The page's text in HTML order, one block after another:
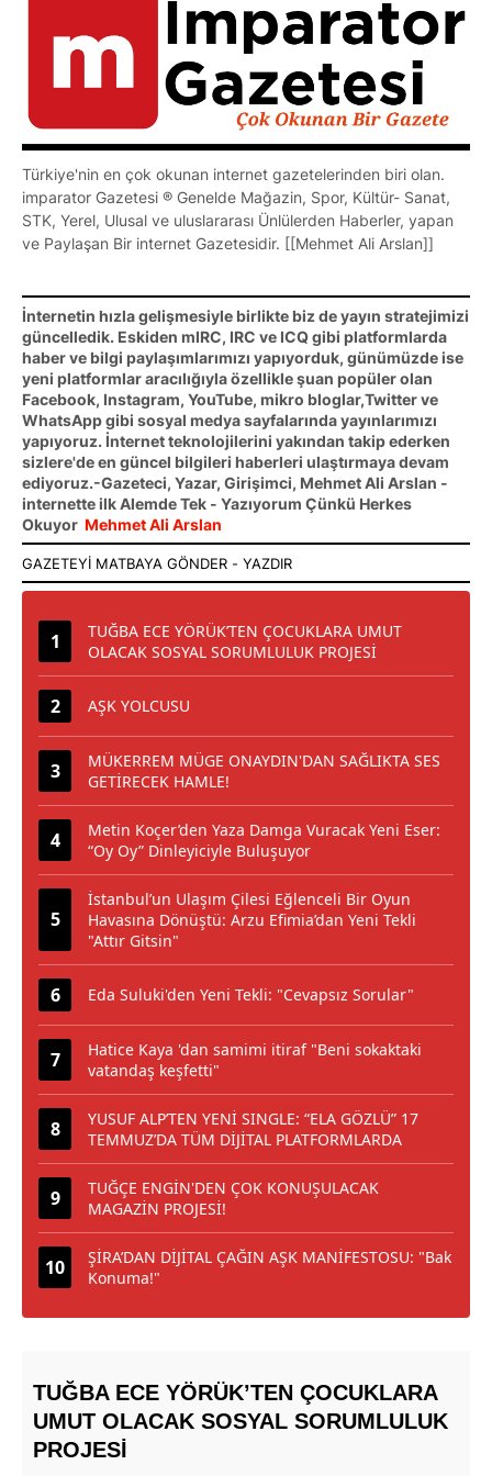
Türkiye'nin en çok okunan internet gazetelerinden biri olan.
imparator Gazetesi ® Genelde Mağazin, Spor, Kültür- Sanat,
STK, Yerel, Ulusal ve uluslararası Ünlülerden Haberler, yapan
ve Paylaşan Bir internet Gazetesidir. [[Mehmet Ali Arslan]]
İnternetin hızla gelişmesiyle birlikte biz de yayın stratejimizi
güncelledik. Eskiden mIRC, IRC ve ICQ gibi platformlarda
haber ve bilgi paylaşımlarımızı yapıyorduk, günümüzde ise
yeni platformlar aracılığıyla özellikle şuan popüler olan
Facebook, Instagram, YouTube, mikro bloglar,Twitter ve
WhatsApp gibi sosyal medya sayfalarında yayınlarımızı
yapıyoruz. İnternet teknolojilerini yakından takip ederken
sizlere'de en güncel bilgileri haberleri ulaştırmaya devam
ediyoruz.-Gazeteci, Yazar, Girişimci, Mehmet Ali Arslan -
internette ilk Alemde Tek - Yazıyorum Çünkü Herkes
Okuyor Mehmet Ali Arslan
TUĞBA ECE YÖRÜK’TEN ÇOCUKLARA UMUT
OLACAK SOSYAL SORUMLULUK PROJESİ
AŞK YOLCUSU
MÜKERREM MÜGE ONAYDIN'DAN SAĞLIKTA SES
GETİRECEK HAMLE!
Metin Koçer’den Yaza Damga Vuracak Yeni Eser:
“Oy Oy” Dinleyiciyle Buluşuyor
İstanbul’un Ulaşım Çilesi Eğlenceli Bir Oyun
Havasına Dönüştü: Arzu Efimia’dan Yeni Tekli
"Attır Gitsin"
Eda Suluki'den Yeni Tekli: "Cevapsız Sorular"
Hatice Kaya 'dan samimi itiraf "Beni sokaktaki
vatandaş keşfetti"
YUSUF ALP’TEN YENİ SINGLE: “ELA GÖZLÜ” 17
TEMMUZ’DA TÜM DİJİTAL PLATFORMLARDA
TUĞÇE ENGİN'DEN ÇOK KONUŞULACAK
MAGAZİN PROJESİ!
ŞİRA’DAN DİJİTAL ÇAĞIN AŞK MANİFESTOSU: "Bak
Konuma!"
TUĞBA ECE YÖRÜK’TEN ÇOCUKLARA
UMUT OLACAK SOSYAL SORUMLULUK
PROJESİ